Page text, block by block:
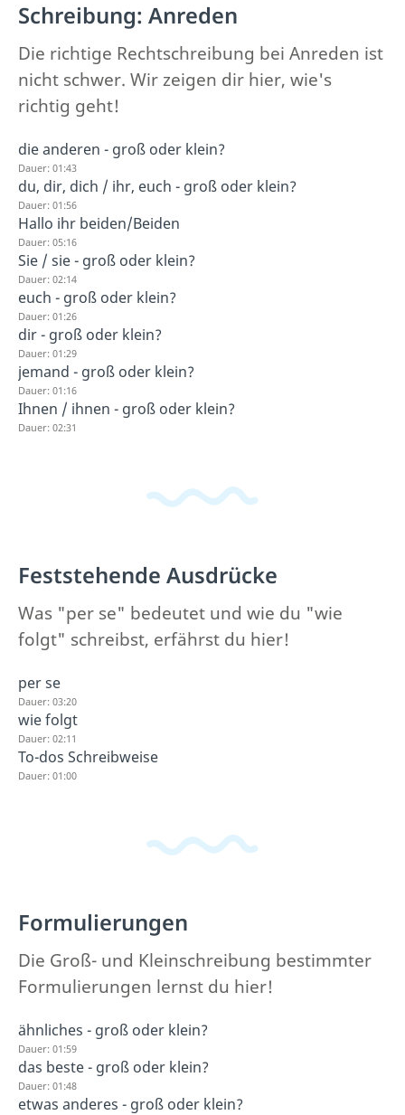
Schreibung: Anreden
Die richtige Rechtschreibung bei Anreden ist
nicht schwer. Wir zeigen dir hier, wie's
richtig geht!
die anderen - groß oder klein?
Dauer: 01:43
du, dir, dich / ihr, euch - groß oder klein?
Dauer: 01:56
Hallo ihr beiden/Beiden
Dauer: 05:16
Sie / sie - groß oder klein?
Dauer: 02:14
euch - groß oder klein?
Dauer: 01:26
dir - groß oder klein?
Dauer: 01:29
jemand - groß oder klein?
Dauer: 01:16
Ihnen / ihnen - groß oder klein?
Dauer: 02:31
Feststehende Ausdrücke
Was "per se" bedeutet und wie du "wie
folgt" schreibst, erfährst du hier!
per se
Dauer: 03:20
wie folgt
Dauer: 02:11
To-dos Schreibweise
Dauer: 01:00
Formulierungen
Die Groß- und Kleinschreibung bestimmter
Formulierungen lernst du hier!
ähnliches - groß oder klein?
Dauer: 01:59
das beste - groß oder klein?
Dauer: 01:48
etwas anderes - groß oder klein?